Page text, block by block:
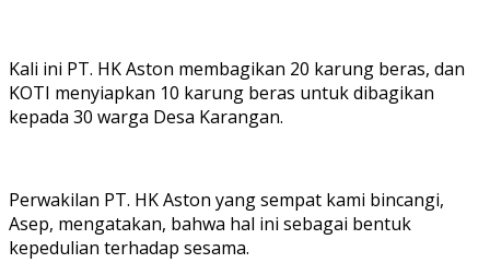
Kali ini PT. HK Aston membagikan 20 karung beras, dan
KOTI menyiapkan 10 karung beras untuk dibagikan
kepada 30 warga Desa Karangan.
Perwakilan PT. HK Aston yang sempat kami bincangi,
Asep, mengatakan, bahwa hal ini sebagai bentuk
kepedulian terhadap sesama.